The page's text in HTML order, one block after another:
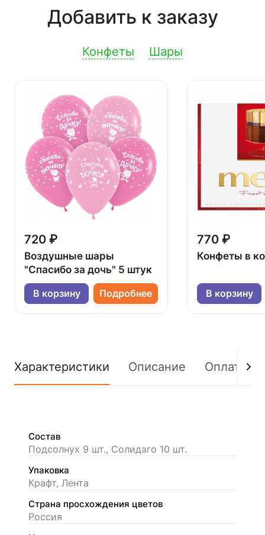
Добавить к заказу
Конфеты Шары
720 ₽
Воздушные шары
"Спасибо за дочь" 5 штук
В корзину Подробнее
770 ₽
Конфеты в
В корзину
Характеристики Описание Оплата
Состав
Подсолнух 9 шт., Солидаго 10 шт.
Упаковка
Крафт, Лента
Страна просхождения цветов
Россия